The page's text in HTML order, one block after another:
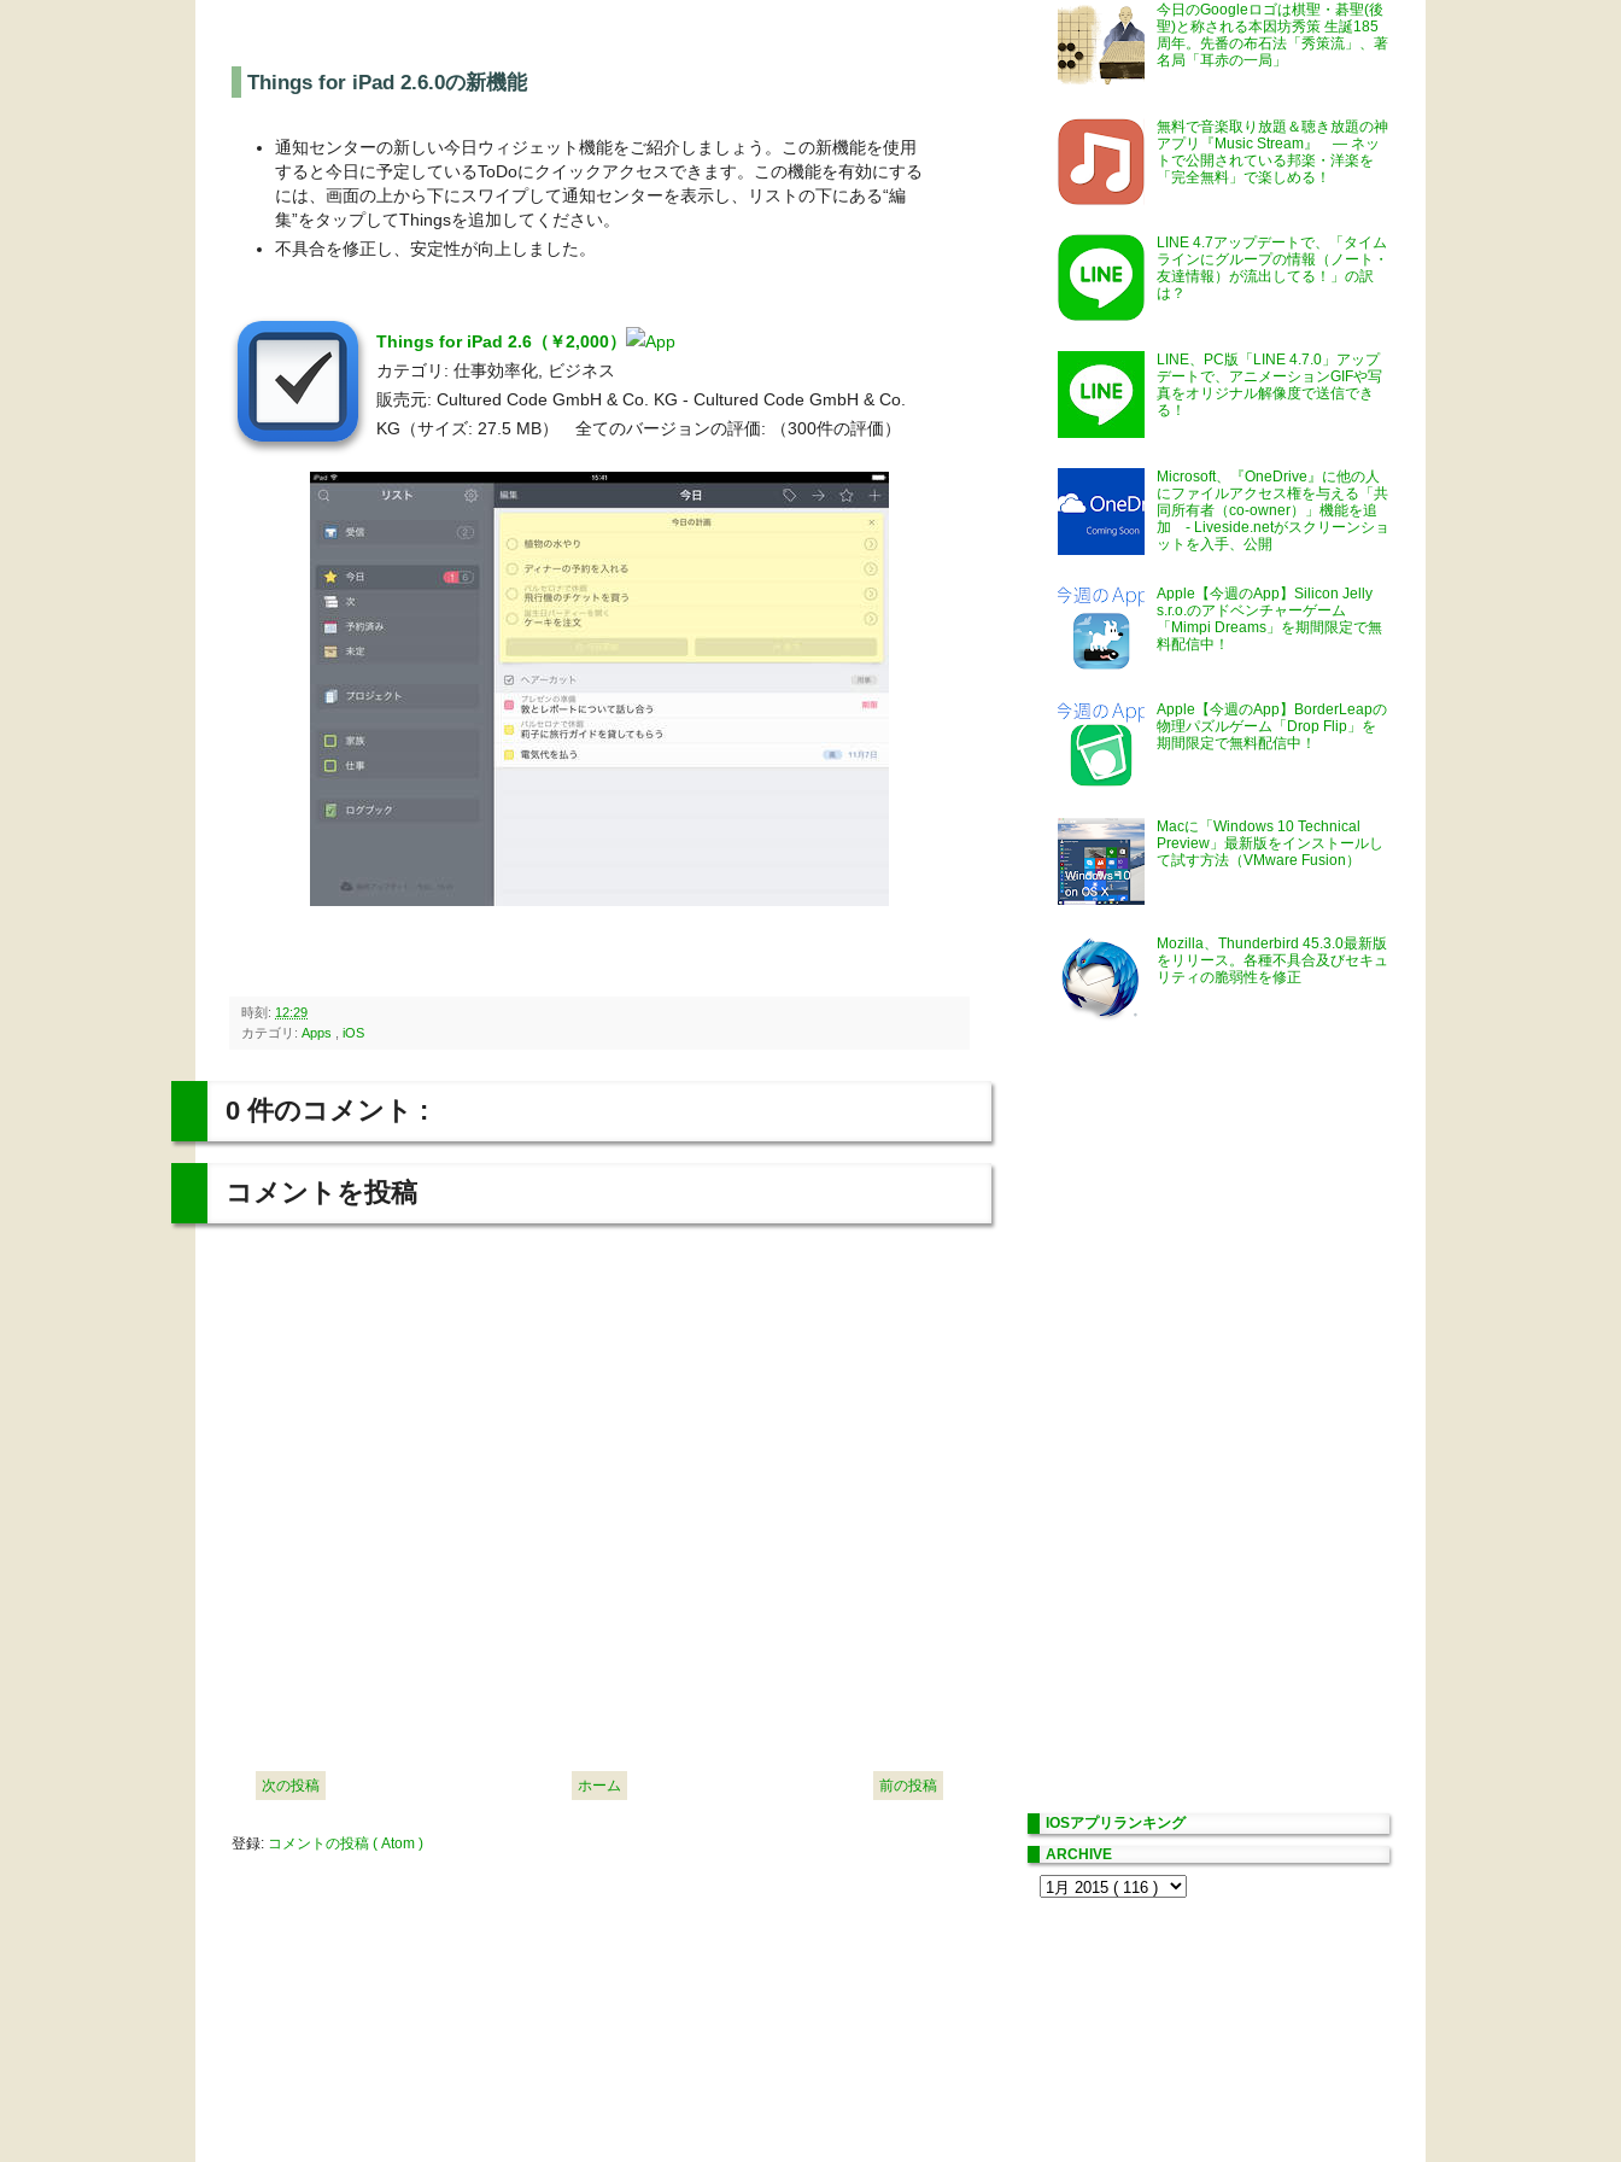
Things for iPad 2.6.0の新機能
通知センターの新しい今日ウィジェット機能をご紹介しましょう。この新機能を使用
すると今日に予定しているToDoにクイックアクセスできます。この機能を有効にする
には、画面の上から下にスワイプして通知センターを表示し、リストの下にある“編
集”をタップしてThingsを追加してください。
不具合を修正し、安定性が向上しました。
Things for iPad 2.6（￥2,000）
カテゴリ: 仕事効率化, ビジネス
販売元: Cultured Code GmbH & Co. KG - Cultured Code GmbH & Co.
KG（サイズ: 27.5 MB） 全てのバージョンの評価:
（300件の評価）
時刻: 12:29
カテゴリ: Apps iOS
0 件のコメント :
コメントを投稿
次の投稿 前の投稿
ホーム
登録: コメントの投稿 ( Atom )
今日のGoogleロゴは棋聖・碁聖(後
聖)と称される本因坊秀策 生誕185
周年。先番の布石法「秀策流」、著
名局「耳赤の一局」
無料で音楽取り放題＆聴き放題の神
アプリ『Music Stream』 ― ネッ
トで公開されている邦楽・洋楽を
「完全無料」で楽しめる！
LINE 4.7アップデートで、「タイム
ラインにグループの情報（ノート・
友達情報）が流出してる！」の訳
は？
LINE、PC版「LINE 4.7.0」アップ
デートで、アニメーションGIFや写
真をオリジナル解像度で送信でき
る！
Microsoft、『OneDrive』に他の人
にファイルアクセス権を与える「共
同所有者（co-owner）」機能を追
加 - Liveside.netがスクリーンショ
ットを入手、公開
Apple【今週のApp】Silicon Jelly
s.r.o.のアドベンチャーゲーム
「Mimpi Dreams」を期間限定で無
料配信中！
Apple【今週のApp】BorderLeapの
物理パズルゲーム「Drop Flip」を
期間限定で無料配信中！
Macに「Windows 10 Technical
Preview」最新版をインストールし
て試す方法（VMware Fusion）
Mozilla、Thunderbird 45.3.0最新版
をリリース。各種不具合及びセキュ
リティの脆弱性を修正
IOSアプリランキング
ARCHIVE